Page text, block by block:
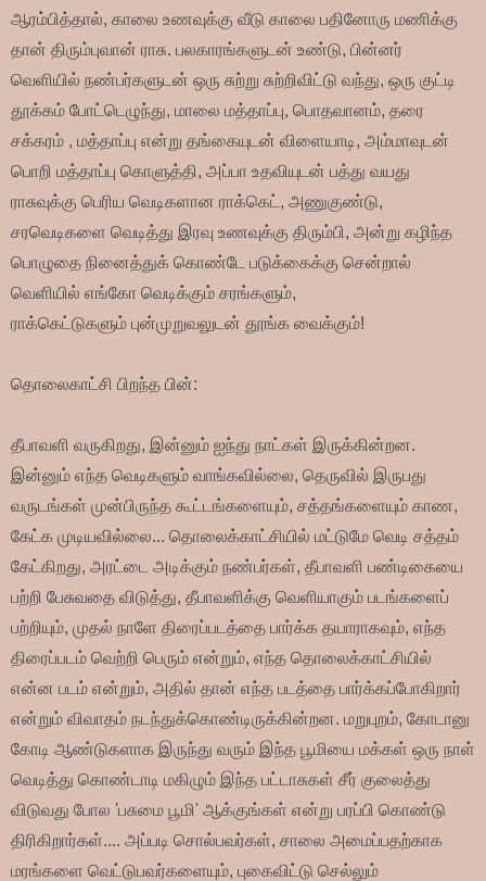
ஆரம்பித்தால், காலை உணவுக்கு வீடு காலை பதினோரு மணிக்கு
தான் திரும்புவான் ராசு. பலகாரங்களுடன் உண்டு, பின்னர்
வெளியில் நண்பர்களுடன் ஒரு சுற்று சுற்றிவிட்டு வந்து, ஒரு குட்டி
தூக்கம் போட்டெழுந்து, மாலை மத்தாப்பு, பொதவானம், தரை
சக்கரம் , மத்தாப்பு என்று தங்கையுடன் விளையாடி, அம்மாவுடன்
பொறி மத்தாப்பு கொளுத்தி, அப்பா உதவியுடன் பத்து வயது
ராசுவுக்கு பெரிய வெடிகளான ராக்கெட், அணுகுண்டு,
சரவெடிகளை வெடித்து இரவு உணவுக்கு திரும்பி, அன்று கழிந்த
பொழுதை நினைத்துக் கொண்டே படுக்கைக்கு சென்றால்
வெளியில் எங்கோ வெடிக்கும் சரங்களும்,
ராக்கெட்டுகளும் புன்முறுவலுடன் தூங்க வைக்கும்!
தொலைகாட்சி பிறந்த பின்:
தீபாவளி வருகிறது, இன்னும் ஐந்து நாட்கள் இருக்கின்றன.
இன்னும் எந்த வெடிகளும் வாங்கவில்லை, தெருவில் இருபது
வருடங்கள் முன்பிருந்த கூட்டங்களையும், சத்தங்களையும் காண,
கேட்க முடியவில்லை... தொலைக்காட்சியில் மட்டுமே வெடி சத்தம்
கேட்கிறது, அரட்டை அடிக்கும் நண்பர்கள், தீபாவளி பண்டிகையை
பற்றி பேசுவதை விடுத்து, தீபாவளிக்கு வெளியாகும் படங்களைப்
பற்றியும், முதல் நாளே திரைப்படத்தை பார்க்க தயாராகவும், எந்த
திரைப்படம் வெற்றி பெரும் என்றும், எந்த தொலைக்காட்சியில்
என்ன படம் என்றும், அதில் தான் எந்த படத்தை பார்க்கப்போகிறார்
என்றும் விவாதம் நடந்துக்கொண்டிருக்கின்றன. மறுபுறம், கோடானு
கோடி ஆண்டுகளாக இருந்து வரும் இந்த பூமியை மக்கள் ஒரு நாள்
வெடித்து கொண்டாடி மகிழும் இந்த பட்டாசுகள் சீர் குலைத்து
விடுவது போல 'பசுமை பூமி' ஆக்குங்கள் என்று பரப்பி கொண்டு
திரிகிறார்கள்.... அப்படி சொல்பவர்கள், சாலை அமைப்பதற்காக
மரங்களை வெட்டுபவர்களையும், புகைவிட்டு செல்லும்